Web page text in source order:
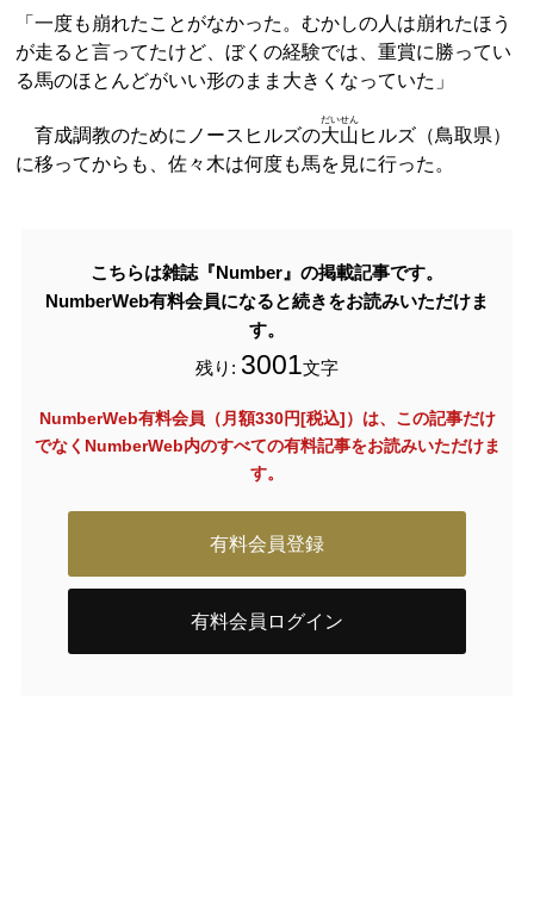
「一度も崩れたことがなかった。むかしの人は崩れたほう
が走ると言ってたけど、ぼくの経験では、重賞に勝ってい
る馬のほとんどがいい形のまま大きくなっていた」
育成調教のためにノースヒルズの大山
だいせん
ヒルズ（鳥取県）
に移ってからも、佐々木は何度も馬を見に行った。
こちらは雑誌『Number』の掲載記事です。
NumberWeb有料会員になると続きをお読みいただけま
す。
残り: 3001文字
NumberWeb有料会員（月額330円[税込]）は、この記事だけ
でなく NumberWeb内のすべての有料記事をお読みいただけま
す。
有料会員登録
有料会員ログイン